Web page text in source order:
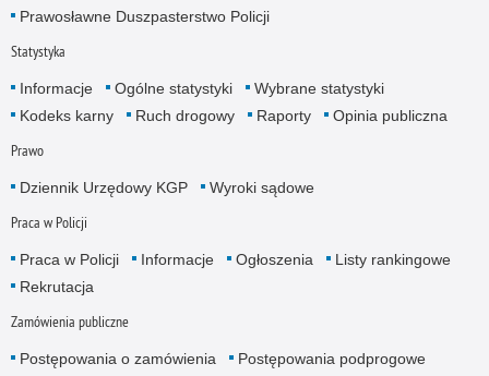
Prawosławne Duszpasterstwo Policji
Statystyka
Informacje Ogólne statystyki
Wybrane statystyki
Kodeks karny
Ruch drogowy Raporty Opinia publiczna
Prawo
Dziennik Urzędowy KGP Wyroki sądowe
Praca w Policji
Praca w Policji Informacje Ogłoszenia
Listy rankingowe
Rekrutacja
Zamówienia publiczne
Postępowania o zamówienia
Postępowania podprogowe